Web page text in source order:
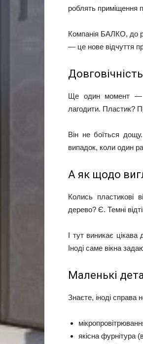
роблять приміщення
Компанія БАЛКО, до
— це нове відчуття
Ще один момент —
лагодити. Пластик?
Він не боїться
випадок, коли один
А як щодо
Колись пластикові
дерево? Є. Темні
І тут виникає
Іноді саме вікна
Маленькі
Знаєте, іноді справа
якісна фурнітура